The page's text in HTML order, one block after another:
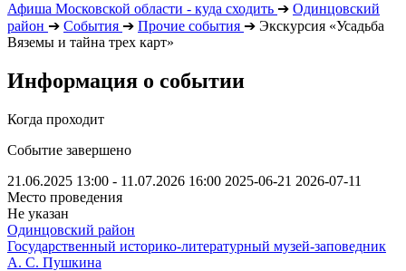
Афиша Московской области - куда сходить ➔ Одинцовский
район ➔ События ➔ Прочие события ➔ Экскурсия «Усадьба
Вяземы и тайна трех карт»
Информация о событии
Когда проходит
Событие завершено
21.06.2025 13:00 - 11.07.2026 16:00 2025-06-21 2026-07-11
Место проведения
Не указан
Одинцовский район
Государственный историко-литературный музей-заповедник
А. С. Пушкина